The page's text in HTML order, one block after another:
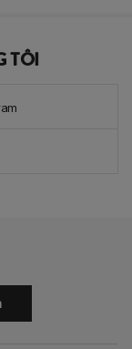
TÔI